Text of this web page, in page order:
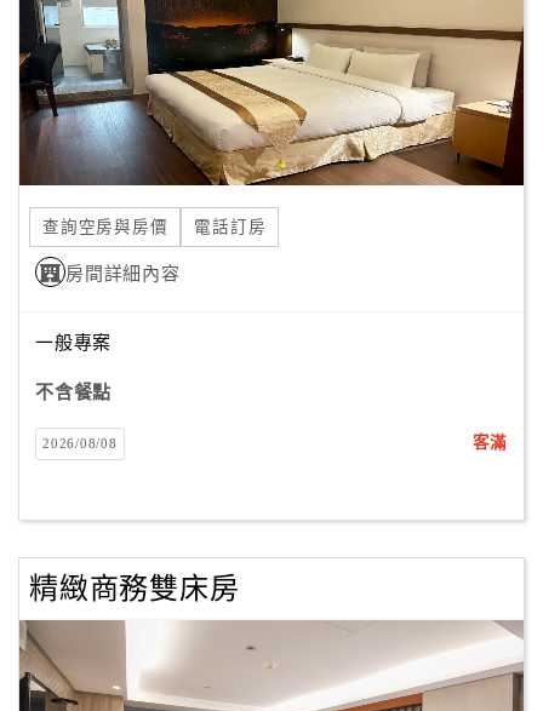
查詢空房與房價 電話訂房
房間詳細內容
一般專案
不含餐點
2026/08/08 客滿
精緻商務雙床房